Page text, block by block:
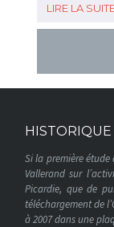
LIRE LA
Si la première étude
Vallerand sur
Picardie, que de
téléchargement de
à 2007 dans une